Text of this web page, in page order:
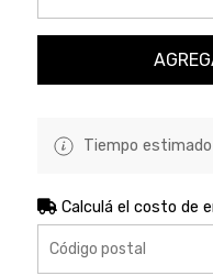
Tiempo
Calculá el costo de